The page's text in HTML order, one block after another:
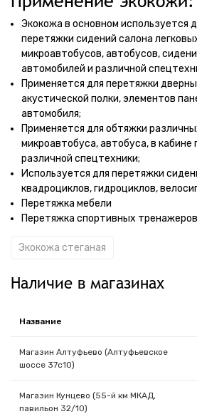
Экокожа в основном используется
перетяжки сидений салона
микроавтобусов, автобусов,
автомобилей и различной
Применяется для перетяжки
акустической полки, элементов
автомобиля;
Применяется для обтяжки
микроавтобуса, автобуса, в кабине
различной спецтехники;
Используется для перетяжки
квадроциклов, гидроциклов,
Перетяжка мебели
Перетяжка спортивных
Экокожа стеганая
Наличие в магазинах
Название
Магазин Алтуфьево (Алтуфьевское
шоссе 37с10)
Магазин Кунцево (55-й км МКАД,
павильон 32/10)